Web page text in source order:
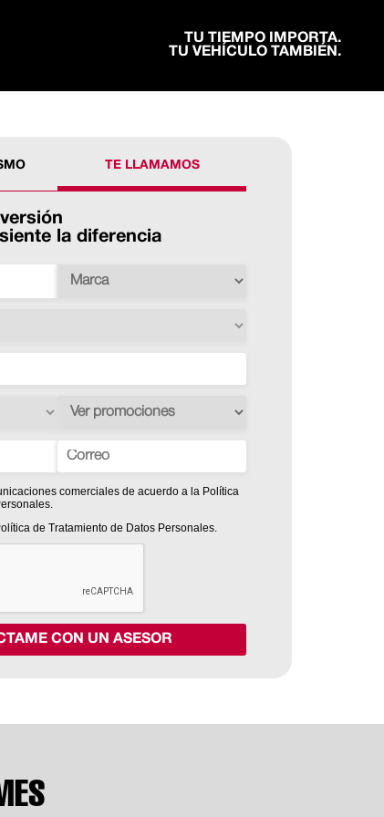
TU TIEMPO IMPORTA.
TU VEHÍCULO TAMBIÉN.
TE LLAMAMOS
la diferencia
comerciales de acuerdo a la Política
de Tratamiento de Datos Personales.
CON UN ASESOR